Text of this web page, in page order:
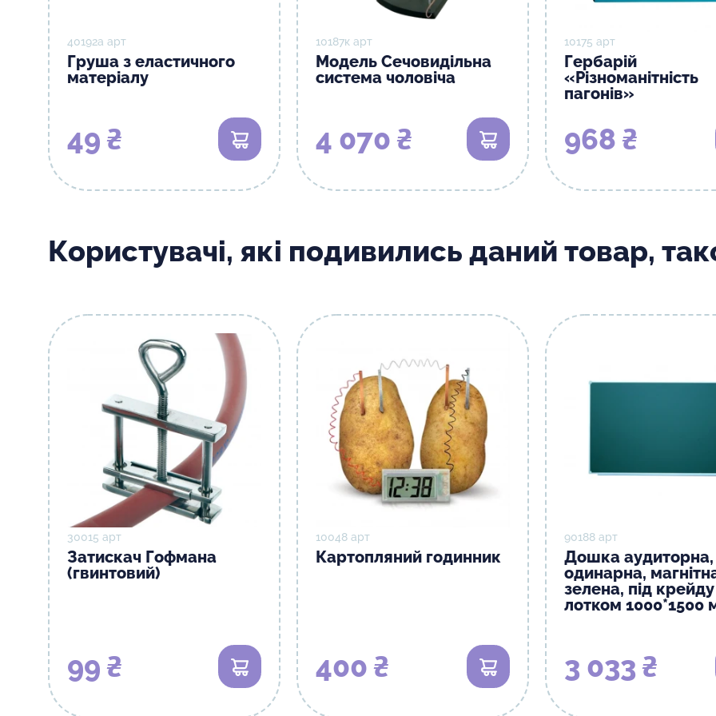
40192а арт
Груша з еластичного
матеріалу
49 ₴ В кошик
10187к арт
Модель Сечовидільна
система чоловіча
4 070 ₴ В кошик
10175 арт
Гербарій
«Різноманітність
пагонів»
968 ₴
Користувачі, які подивились даний товар,
30015 арт
Затискач Гофмана
(гвинтовий)
99 ₴ В кошик
10048 арт
Картопляний годинник
400 ₴ В кошик
90188 арт
Дошка аудиторна,
одинарна,
зелена, під
лотком 1000*1500
3 033 ₴